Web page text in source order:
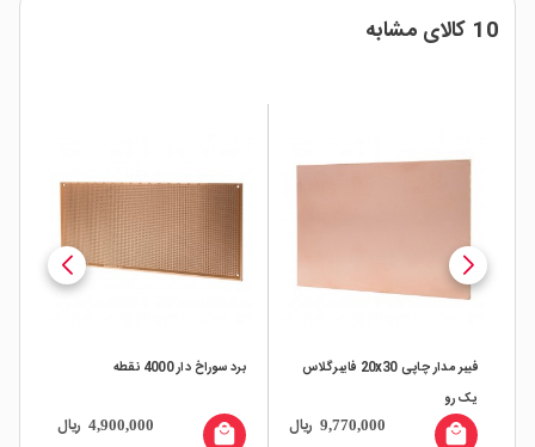
10 کالای مشابه
فیبر مدار چاپی 20x30 فایبرگلاس
یک رو
9,770,000 ریال local_mall
برد سوراخ دار 4000 نقطه
4,900,000 ریال local_mall